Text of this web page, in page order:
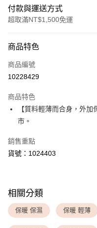
付款與運送方式
超取滿NT$1,500免運
信用卡一次付款
超商取貨付款
Apple Pay
全家取貨付款
每筆NT$80，滿NT$1,500(含
<無合作配送請勿選取>萊爾
商品特色
商品編號
10228429
商品特色
【質料輕薄而合身，外
市。
銷售重點
貨號：1024403
相關分類
保暖 保濕 保暖 輕薄